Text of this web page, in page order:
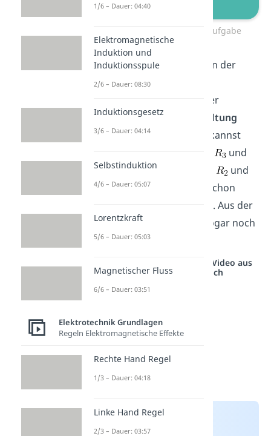
Ersatzspannungsquelle Aufgabe
Die Klemmen sind mitten in der
Zeichnung. Das stört die
Übersichtlichkeit und daher
empfiehlt es sich, die
Schaltung
etwasumzuzeichnen
. Du kannst
und
den mit den Widerständen
und
einfach tauschen und schon
liegen die Klemmen außen. Aus der
Schaltung kannst du sie sogar noch
etwas heraus zeichnen.
Studyflix vernetzt: Hier ein Video aus
einem anderen Bereich
1/6 – Dauer: 04:40
Elektromagnetische
Induktion und
Induktionsspule
2/6 – Dauer: 08:30
Induktionsgesetz
3/6 – Dauer: 04:14
Selbstinduktion
4/6 – Dauer: 05:07
Lorentzkraft
5/6 – Dauer: 05:03
Magnetischer Fluss
6/6 – Dauer: 03:51
Elektrotechnik Grundlagen
Regeln Elektromagnetische Effekte
Rechte Hand Regel
1/3 – Dauer: 04:18
Linke Hand Regel
2/3 – Dauer: 03:57